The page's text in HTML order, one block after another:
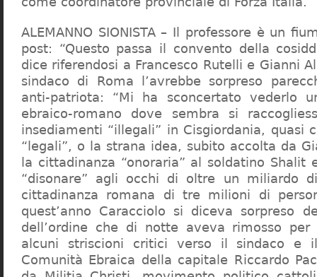
ALEMANNO SIONISTA – Il professore è un
post: “Questo passa il convento della
dice riferendosi a Francesco Rutelli e Gianni
sindaco di Roma l’avrebbe sorpreso
anti-patriota: “Mi ha sconcertato vederlo
ebraico-romano dove sembra si
insediamenti “illegali” in Cisgiordania, quasi
“legali”, o la strana idea, subito accolta da
la cittadinanza “onoraria” al soldatino Shalit
“disonare” agli occhi di oltre un miliardo
cittadinanza romana di tre milioni di
quest’anno Caracciolo si diceva sorpreso
dell’ordine che di notte aveva rimosso
alcuni striscioni critici verso il sindaco e
Comunità Ebraica della capitale Riccardo